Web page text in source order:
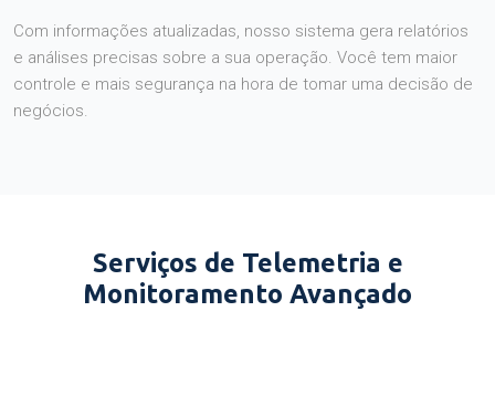
Com informações atualizadas, nosso sistema gera relatórios
e análises precisas sobre a sua operação. Você tem maior
controle e mais segurança na hora de tomar uma decisão de
negócios.
Serviços de Telemetria e
Monitoramento Avançado